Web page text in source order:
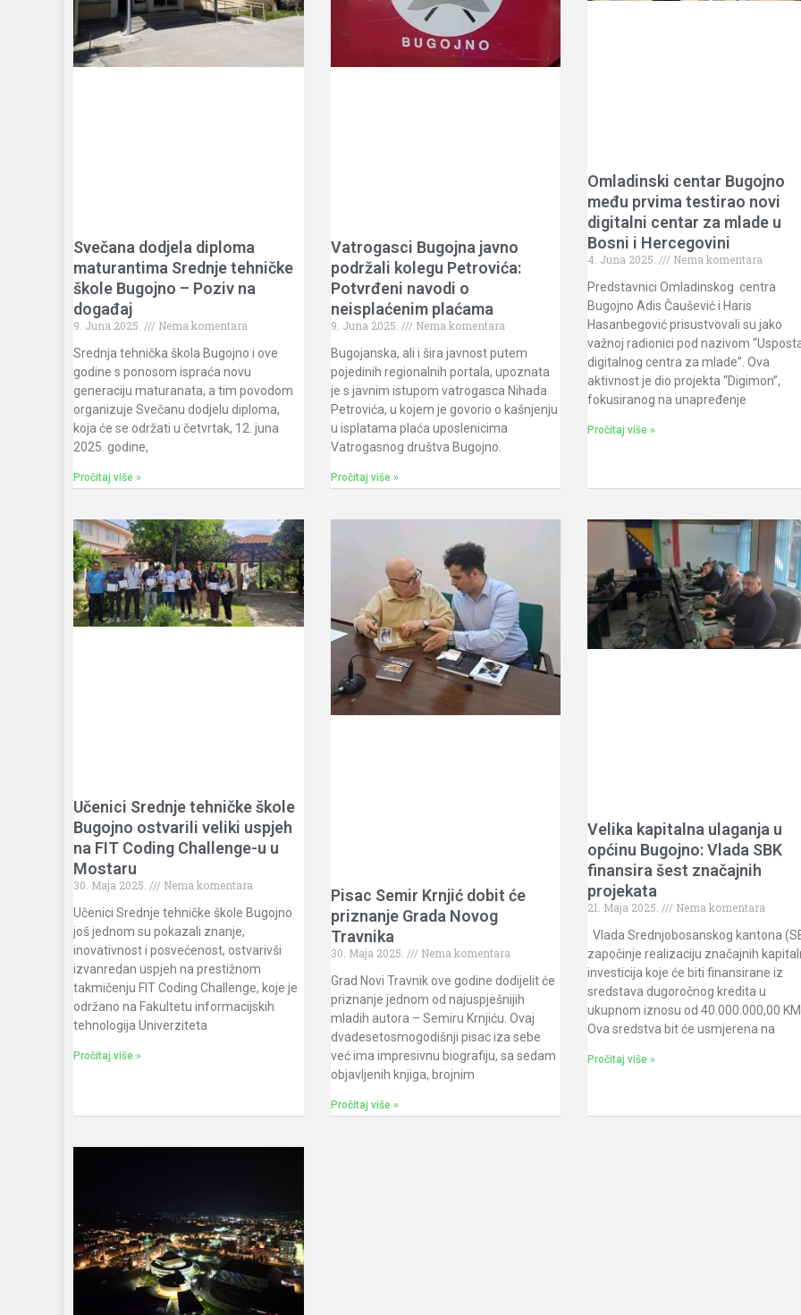
Svečana dodjela diploma
maturantima Srednje tehničke
škole Bugojno – Poziv na
događaj
9. Juna 2025.
Nema komentara
Srednja tehnička škola Bugojno i ove
godine s ponosom ispraća novu
generaciju maturanata, a tim povodom
organizuje Svečanu dodjelu diploma,
koja će se održati u četvrtak, 12. juna
2025. godine,
Pročitaj više »
Vatrogasci Bugojna javno
podržali kolegu Petrovića:
Potvrđeni navodi o
neisplaćenim plaćama
9. Juna 2025.
Nema komentara
Bugojanska, ali i šira javnost putem
pojedinih regionalnih portala, upoznata
je s javnim istupom vatrogasca Nihada
Petrovića, u kojem je govorio o kašnjenju
u isplatama plaća uposlenicima
Vatrogasnog društva Bugojno.
Pročitaj više »
Omladinski centar Bugojno
među prvima testirao novi
digitalni centar za mlade u
Bosni i Hercegovini
4. Juna 2025.
Nema komentara
Predstavnici Omladinskog centra
Bugojno Adis Čaušević i Haris
Hasanbegović prisustvovali su jako
važnoj radionici pod nazivom
digitalnog centra za mlade”. Ova
aktivnost je dio projekta “Digimon”,
fokusiranog na unapređenje
Pročitaj više »
Učenici Srednje tehničke škole
Bugojno ostvarili veliki uspjeh
na FIT Coding Challenge-u u
Mostaru
30. Maja 2025.
Nema komentara
Učenici Srednje tehničke škole Bugojno
još jednom su pokazali znanje,
inovativnost i posvećenost, ostvarivši
izvanredan uspjeh na prestižnom
takmičenju FIT Coding Challenge, koje je
održano na Fakultetu informacijskih
tehnologija Univerziteta
Pročitaj više »
Pisac Semir Krnjić dobit će
priznanje Grada Novog
Travnika
30. Maja 2025.
Nema komentara
Grad Novi Travnik ove godine dodijelit će
priznanje jednom od najuspješnijih
mladih autora – Semiru Krnjiću. Ovaj
dvadesetosmogodišnji pisac iza sebe
već ima impresivnu biografiju, sa sedam
objavljenih knjiga, brojnim
Pročitaj više »
Velika kapitalna ulaganja u
općinu Bugojno: Vlada SBK
finansira šest značajnih
projekata
21. Maja 2025.
Nema komentara
Vlada Srednjobosanskog kantona
započinje realizaciju značajnih
investicija koje će biti finansirane iz
sredstava dugoročnog kredita u
ukupnom iznosu od 40.000.000,00
Ova sredstva bit će usmjerena na
Pročitaj više »